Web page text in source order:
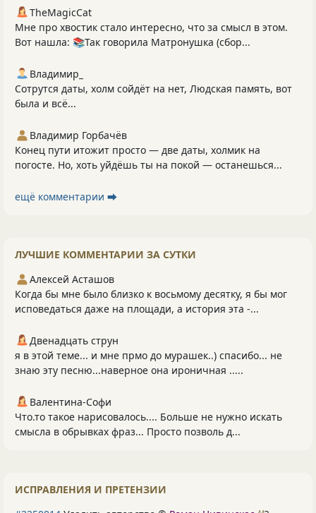
TheMagicCat
Мне про хвостик стало интересно, что за смысл в этом.
Вот нашла: 📚Так говорила Матронушка (сбор...
Владимир_
Сотрутся даты, холм сойдёт на нет, Людская память, вот
была и всё...
Владимир Горбачёв
Конец пути итожит просто — две даты, холмик на
погосте. Но, хоть уйдёшь ты на покой — останешься...
ещё комментарии ⮕
ЛУЧШИЕ КОММЕНТАРИИ ЗА СУТКИ
Алексей Асташов
Когда бы мне было близко к восьмому десятку, я бы мог
исповедаться даже на площади, а история эта -...
Двенадцать струн
я в этой теме... и мне прмо до мурашек..) спасибо... не
знаю эту песню...наверное она ироничная .....
Валентина-Софи
Что.то такое нарисовалось.... Больше не нужно искать
смысла в обрывках фраз... Просто позволь д...
ИСПРАВЛЕНИЯ И ПРЕТЕНЗИИ